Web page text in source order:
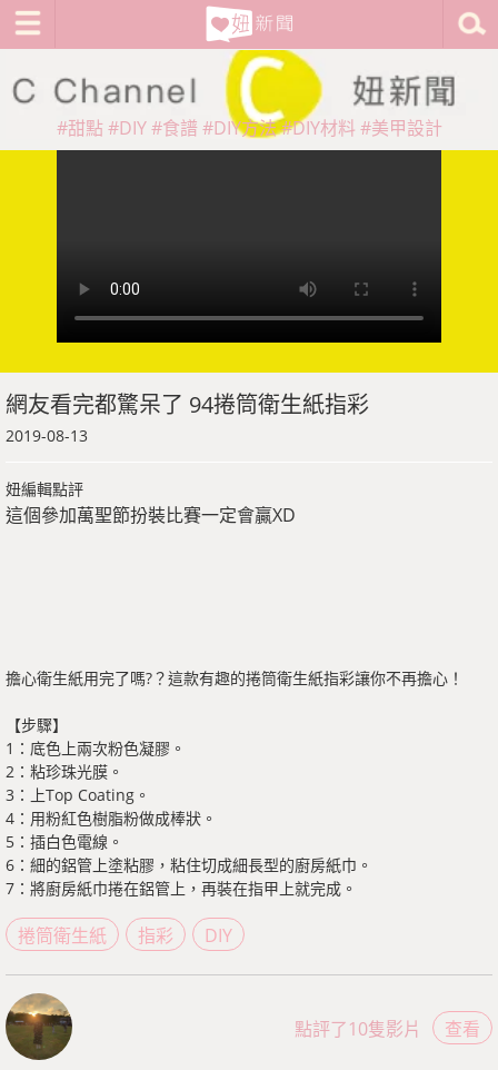
#甜點 #DIY #食譜 #DIY方法#DIY材料 #美甲設計
網友看完都驚呆了 94捲筒衛生紙指彩
2019-08-13
妞編輯點評
這個參加萬聖節扮裝比賽一定會贏XD
擔心衛生紙用完了嗎?？這款有趣的捲筒衛生紙指彩讓你不再擔心！
【步驟】
1：底色上兩次粉色凝膠。
2：粘珍珠光膜。
3：上Top Coating。
4：用粉紅色樹脂粉做成棒狀。
5：插白色電線。
6：細的鋁管上塗粘膠，粘住切成細長型的廚房紙巾。
7：將廚房紙巾捲在鋁管上，再裝在指甲上就完成。
捲筒衛生紙 指彩 DIY
查看
點評了10隻影片